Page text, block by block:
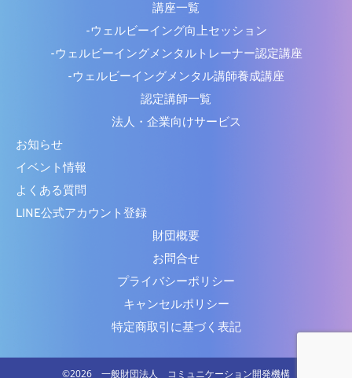
講座一覧
-ウェルビーイング向上セッション
-ウェルビーイングメンタルトレーナー認定講座
-ウェルビーイングメンタル講師養成講座
認定講師一覧
法人・企業向けサービス
お知らせ
イベント情報
よくある質問
LINE公式アカウント登録
財団概要
お問合せ
プライバシーポリシー
キャンセルポリシー
特定商取引に基づく表記
©︎2026 一般財団法人 コミュニケーション開発機構